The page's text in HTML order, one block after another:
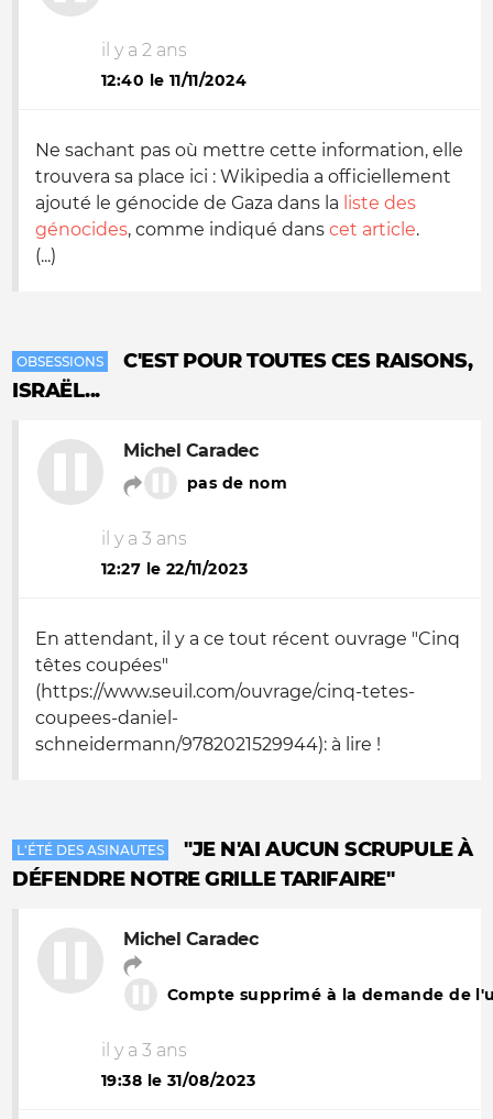
il y a 2 ans
12:40 le 11/11/2024
Ne sachant pas où mettre cette information, elle
trouvera sa place ici : Wikipedia a officiellement
ajouté le génocide de Gaza dans la liste des
génocides, comme indiqué dans cet article.
(...)
OBSESSIONS
C'EST POUR TOUTES CES RAISONS,
ISRAËL...
Michel Caradec
pas de nom
il y a 3 ans
12:27 le 22/11/2023
En attendant, il y a ce tout récent ouvrage "Cinq
têtes coupées"
(https://www.seuil.com/ouvrage/cinq-tetes-
coupees-daniel-
schneidermann/9782021529944): à lire !
L'ÉTÉ DES ASINAUTES
"JE N'AI AUCUN SCRUPULE À
DÉFENDRE NOTRE GRILLE TARIFAIRE"
Michel Caradec
Compte supprimé à la demande de
il y a 3 ans
19:38 le 31/08/2023